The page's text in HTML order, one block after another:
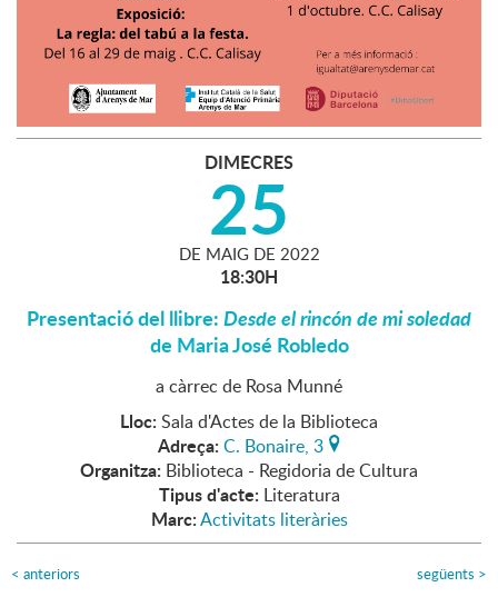
DIMECRES
25
DE MAIG DE 2022
18:30H
Presentació del llibre:Desde el rincón de mi soledad
de Maria José Robledo
a càrrec de Rosa Munné
Lloc: Sala d'Actes de la Biblioteca
Adreça: C. Bonaire, 3
Organitza: Biblioteca - Regidoria de Cultura
Tipus d'acte: Literatura
Marc:Activitats literàries
< anteriors següents >